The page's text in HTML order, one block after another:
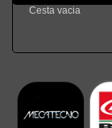
Cesta vacia